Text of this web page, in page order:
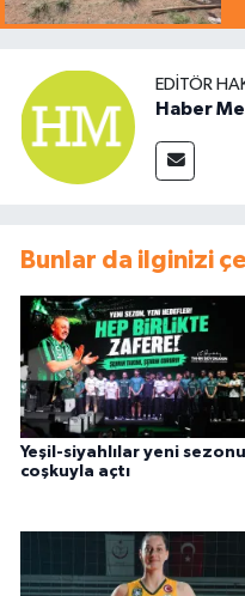
EDITÖR
Haber
Bunlar da ilginizi
Yeşil-siyahlılar yeni sezonu
coşkuyla açtı